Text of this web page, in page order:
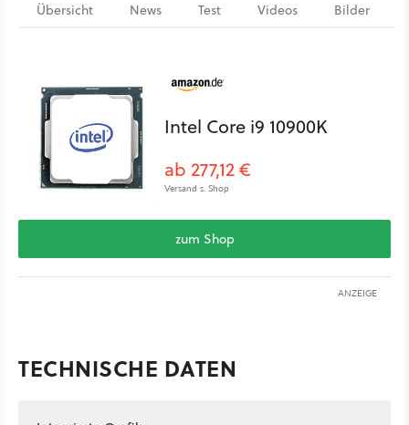
Übersicht News Test Videos Bilder
Intel Core i9 10900K
ab 277,12 €
Versand s. Shop
zum Shop
ANZEIGE
TECHNISCHE DATEN